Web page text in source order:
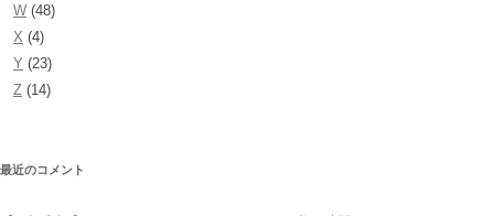
W (48)
X (4)
Y (23)
Z (14)
最近のコメント